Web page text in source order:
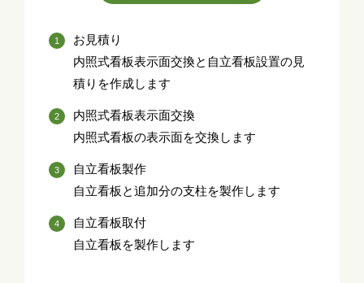
お見積り
内照式看板表示面交換と自立看板設置の見
積りを作成します
内照式看板表示面交換
内照式看板の表示面を交換します
自立看板製作
自立看板と追加分の支柱を製作します
自立看板取付
自立看板を製作します